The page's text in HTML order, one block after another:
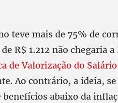
teve mais de 75% de
R$ 1.212 não chegaria a
de Valorização do
Ao contrário, a ideia,
benefícios abaixo da